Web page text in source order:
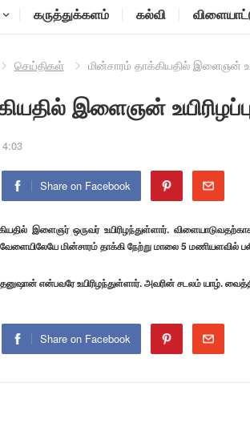
கருத்துக்களம் கல்வி
செய்திகள் மின்சாரம் தாக்கியதில் இளைஞன்
இளைஞன்
Share on Facebook
இளைஞர் ஒருவர் உயிரிழந்துள்ளார்.
மின்சாரம் தாக்கி நேற்று மாலை 5 மணியளவில்
என்பவரே உயிரிழந்துள்ளார். அவரின் சடலம் யாழ்.
Share on Facebook